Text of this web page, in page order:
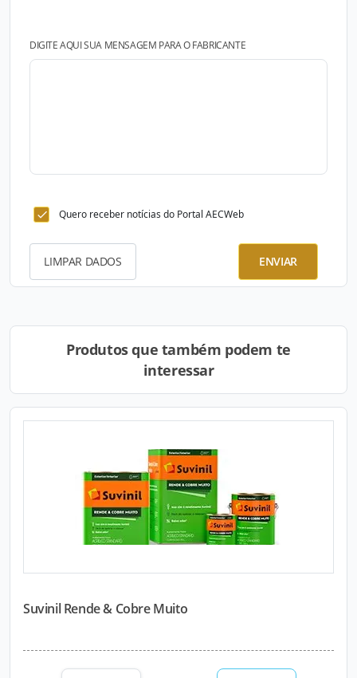
DIGITE AQUI SUA MENSAGEM PARA O FABRICANTE
Quero receber notícias do Portal AECWeb
LIMPAR DADOS ENVIAR
Produtos que também podem te
interessar
Suvinil Rende & Cobre Muito